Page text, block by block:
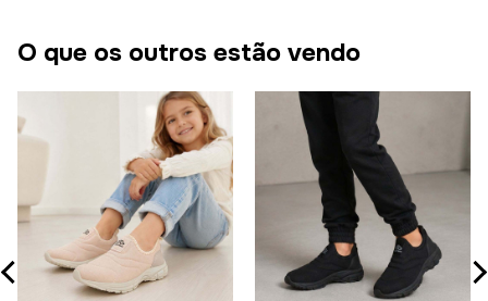
O que os outros estão vendo